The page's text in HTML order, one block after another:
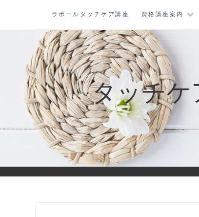
ラポールタッチケア講座 資格講座案内
タッチケ